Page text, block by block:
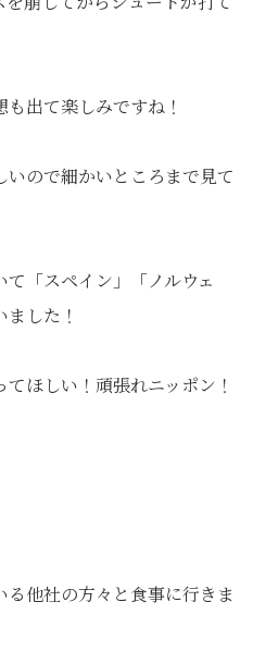
出て楽しみですね！
ので細かいところまで見て
「スペイン」「ノルウェ
した！
ほしい！頑張れニッポン！
他社の方々と食事に行きま